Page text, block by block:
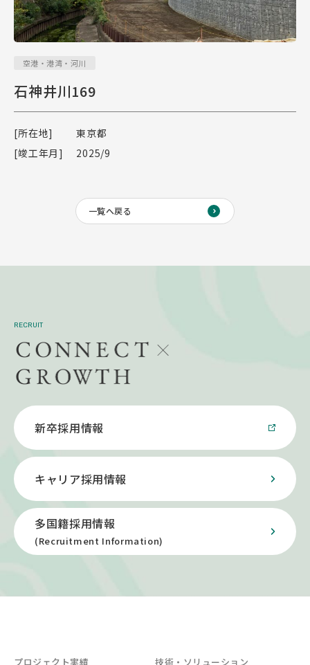
空港・港湾・河川
石神井川169
[所在地]
東京都
[竣工年月]
2025/9
一覧へ戻る
RECRUIT
新卒採用情報
キャリア採用情報
多国籍採用情報
(Recruitment Information)
プロジェクト実績 技術・ソリューション